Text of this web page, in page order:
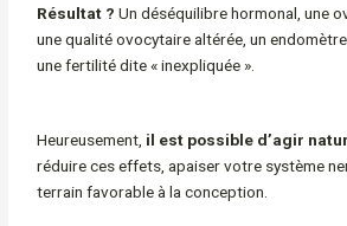
Résultat ? Un déséquilibre hormonal, une
une qualité ovocytaire altérée, un
une fertilité dite « inexpliquée ».
Heureusement, il est possible d’agir
réduire ces effets, apaiser votre système
terrain favorable à la conception.